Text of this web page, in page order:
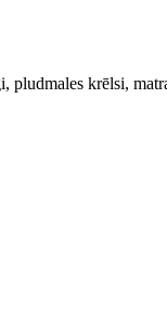
pludmales krēlsi,